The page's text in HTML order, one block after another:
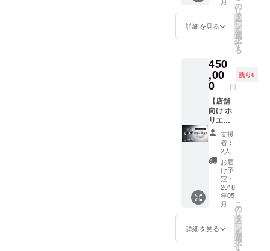
きま
す。 見
学後、
でいた
だけま
す！ ※
長野
県、信
濃浅野
駅集合
解散。
（昼
前集
合・夕
方解散
予定）
※見学・
ご飲食
費用は
支援金
額に含
長野市
大信州
酒造 豊
付きプ
レミア
セッ
ト！ 蔵
元とラ
ンチを
召し上
がって
いただ
き、酒
造工程
を見学
するこ
とがで
きま
す。 見
学後、
蔵元と
いセッ
ト！ 純
米大吟
醸「想
定外」
720ml 3
本
97,200
円
（税・
送料込
み） 1
本ず
つ、オ
リジナ
ル桐
箱・紙
袋をお
付けす
る予定
です。
詳細を見る
の
リ
タ
ー
ン
を
選
択
す
る
450
,00
0 円
残り8
【店舗
向け ホ
リエモ
ン公認
正規取
扱店認
定プラ
ン！】
純米
大吟醸
「想定
内」12
本、
「想定
外」6本
450,000
支援
者：
2人
お届
け予
定：
2018
年05
月
詳細を見る
こ
の
リ
タ
ー
ン
を
選
択
す